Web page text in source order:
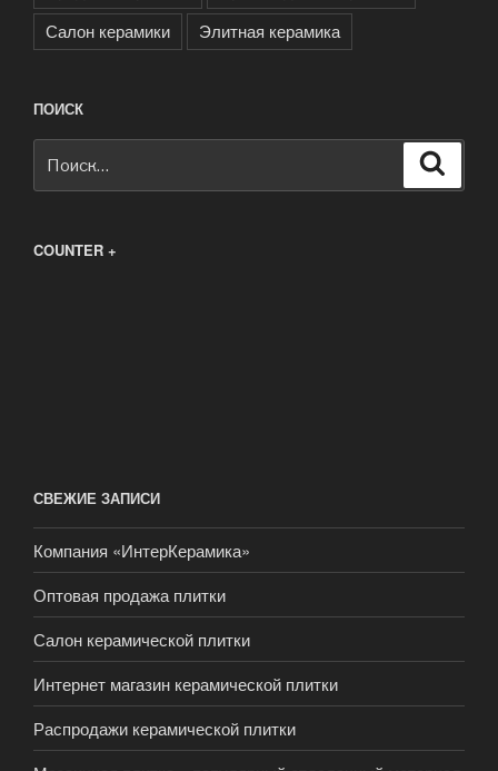
Салон керамики
Элитная керамика
ПОИСК
COUNTER +
СВЕЖИЕ ЗАПИСИ
Компания «ИнтерКерамика»
Оптовая продажа плитки
Салон керамической плитки
Интернет магазин керамической плитки
Распродажи керамической плитки